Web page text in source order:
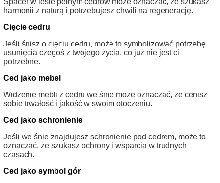
Spacer w lesie pełnym cedrów może oznaczać, że szukasz
harmonii z naturą i potrzebujesz chwili na regenerację.
Cięcie cedru
Jeśli śnisz o cięciu cedru, może to symbolizować potrzebę
usunięcia czegoś z twojego życia, co już nie jest ci
potrzebne.
Ced jako mebel
Widzenie mebli z cedru we śnie może oznaczać, że cenisz
sobie trwałość i jakość w swoim otoczeniu.
Ced jako schronienie
Jeśli we śnie znajdujesz schronienie pod cedrem, może to
oznaczać, że szukasz ochrony i wsparcia w trudnych
czasach.
Ced jako symbol gór